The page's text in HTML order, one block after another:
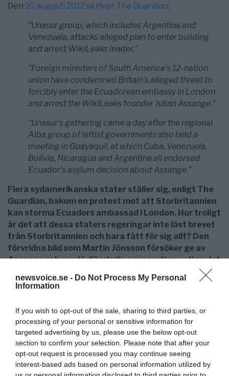
newsvoice.se - Do Not Process My Personal
Information
If you wish to opt-out of the sale, sharing to third parties, or
processing of your personal or sensitive information for
targeted advertising by us, please use the below opt-out
section to confirm your selection. Please note that after your
opt-out request is processed you may continue seeing
interest-based ads based on personal information utilized by
Den 20 augusti 2012 skriver The Guardian:
”Unasur group, which includes Argentina and
Venezuela, attacks alleged plan to enter building
and arrest WikiLeaks leader.”
”Foreign ministers of South America’s 12-nation
union have condemned Britain’s alleged threat to
forcibly enter the Ecuadorean embassy in London
and arrest the WikiLeaks founder Julian Assange.”
”Unasur’s gathering came a day after the regional
Alba group of leftist governments also held a
meeting in Guayaquil, at which Cuba, Venezuela,
Bolivia, Nicaragua and Argentina all endorsed
Ecuador’s asylum decision about Assange.”
Flera sydamerikanska stater ställer sig, enligt The
Guardian, bakom en protest mot att Storbritannien
kan storma Ecuadors ambassad i London. Hur troligt
är det att dessa staters regeringar inte läst brevet
från Storbritannien och bara fått för sig allt? Den
förvridna bild som Martin Jönsson försöker ge av
Assange saknar därför rimliga proportioner. Kan det
passerat ut ur sitt kompetensområde och gett sig in
Samuelsson?